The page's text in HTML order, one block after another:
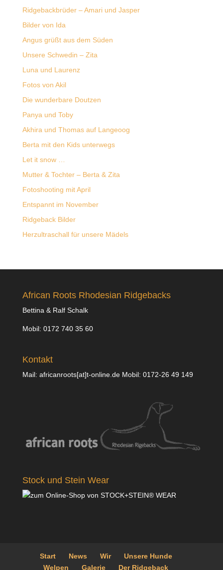
Ridgebackbrüder – Amari und Jasper
Bilder von Ida
Angus grüßt aus dem Süden
Unsere Schwedin – Zita
Luna und Laurenz
Fotos von Akil
Die wunderbare Doutzen
Panya und Toby
Akhira und Thomas auf Langeoog
Berta mit den Kids unterwegs
Let it snow …
Mutter & Tochter – Berta & Zita
Fotoshooting mit April
Entspannt im November
Ridgeback Bilder
Herzultraschall für unsere Mädels
African Roots Rhodesian Ridgebacks
Bettina & Ralf Schalk
Mobil: 0172 740 35 60
Kontakt
Mail: africanroots[at]t-online.de Mobil: 0172-26 49 149
Stock und Stein Wear
Start News Wir
Unsere Hunde
Welpen
Galerie Der Ridgeback